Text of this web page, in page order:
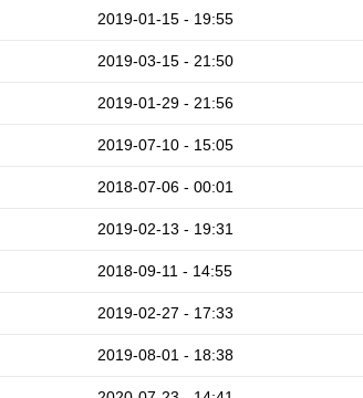
2019-01-15 - 19:55
2019-03-15 - 21:50
2019-01-29 - 21:56
2019-07-10 - 15:05
2018-07-06 - 00:01
2019-02-13 - 19:31
2018-09-11 - 14:55
2019-02-27 - 17:33
2019-08-01 - 18:38